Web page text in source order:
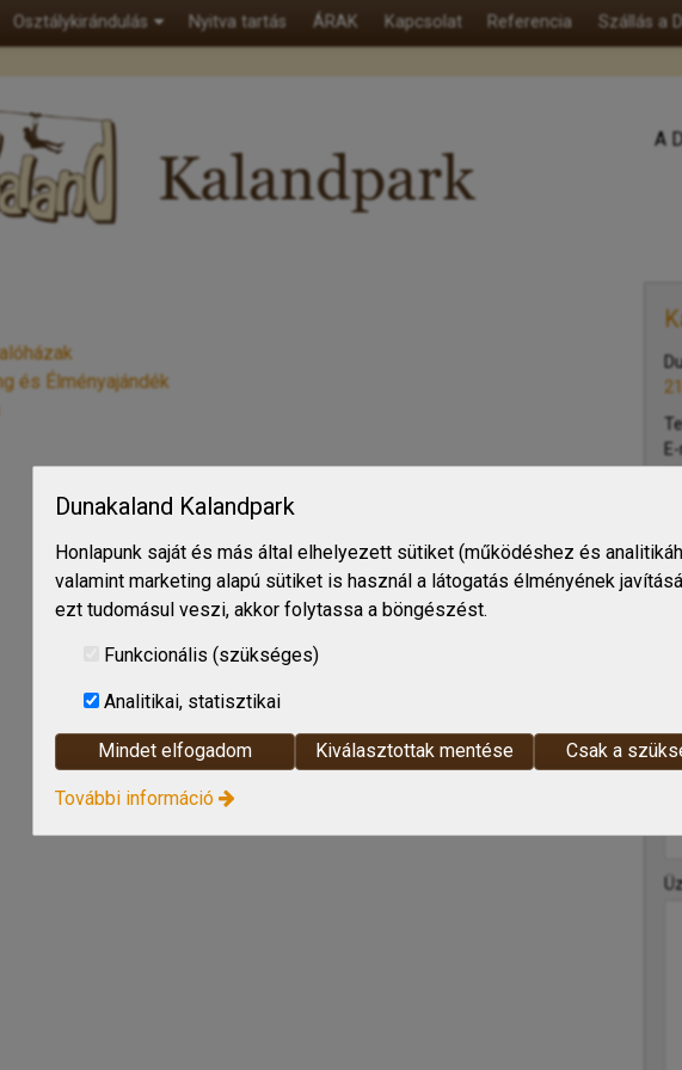
Osztálykirándulás Nyitva tartás ÁRAK Kapcsolat Referencia Szállás a
A
és Élményajándék
-
-
Dunakaland Kalandpark
Honlapunk saját és más által elhelyezett sütiket (működéshez és
valamint marketing alapú sütiket is használ a látogatás élményének
ezt tudomásul veszi, akkor folytassa a böngészést.
Funkcionális (szükséges)
Analitikai, statisztikai
Mindet elfogadom Kiválasztottak mentése Csak a
További információ